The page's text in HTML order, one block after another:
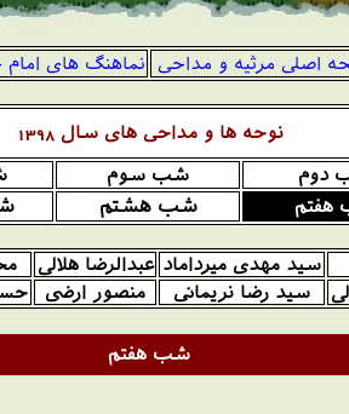
اصلی مرثیه و مداحی نماهنگ های
نوحه ها و مداحی های سال 1398
دوم شب سوم
هفتم شب هشتم
سید مهدی میرداماد عبدالرضا هلالی
سید رضا نریمانی منصور ارضی
شب هفتم